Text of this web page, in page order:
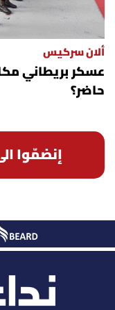
ألان سركيس
عسكر بريطاني
حاضر؟
إنضمّوا